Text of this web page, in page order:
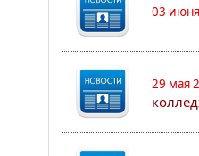
03
29 мая